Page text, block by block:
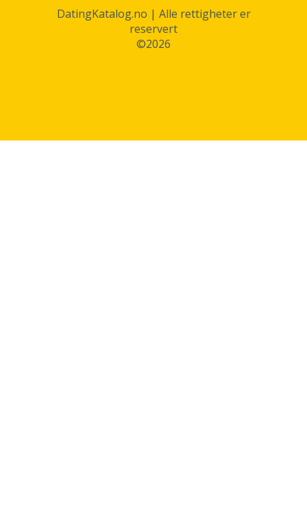
DatingKatalog.no | Alle rettigheter er
reservert
©2026